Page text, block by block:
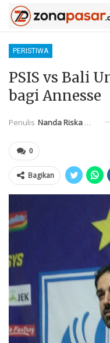
PERISTIWA
PSIS vs Bali
bagi Annesse
Penulis Nanda Riska Mahendra
0
Bagikan